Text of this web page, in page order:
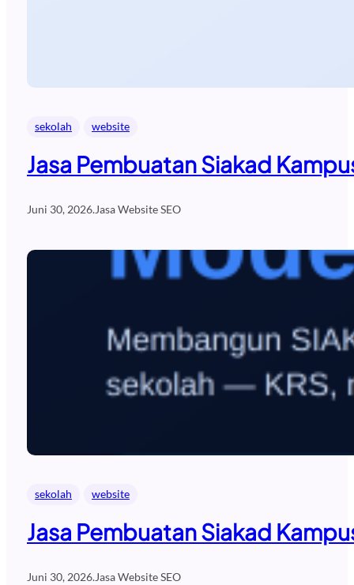
sekolah website
Jasa Pembuatan Siakad
Juni 30, 2026.Jasa Website SEO
sekolah website
Jasa Pembuatan Siakad
Juni 30, 2026.Jasa Website SEO